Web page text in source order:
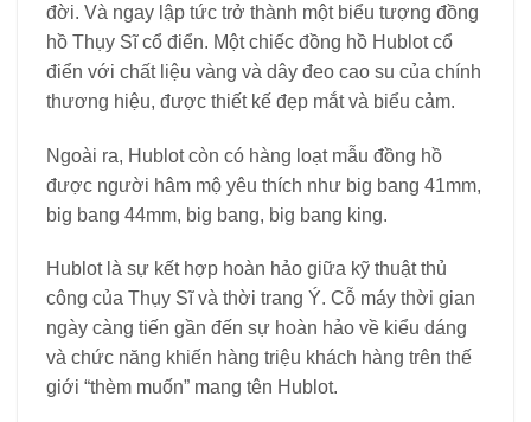
đời. Và ngay lập tức trở thành một biểu tượng đồng
hồ Thụy Sĩ cổ điển. Một chiếc đồng hồ Hublot cổ
điển với chất liệu vàng và dây đeo cao su của chính
thương hiệu, được thiết kế đẹp mắt và biểu cảm.
Ngoài ra, Hublot còn có hàng loạt mẫu đồng hồ
được người hâm mộ yêu thích như big bang 41mm,
big bang 44mm, big bang, big bang king.
Hublot là sự kết hợp hoàn hảo giữa kỹ thuật thủ
công của Thụy Sĩ và thời trang Ý. Cỗ máy thời gian
ngày càng tiến gần đến sự hoàn hảo về kiểu dáng
và chức năng khiến hàng triệu khách hàng trên thế
giới “thèm muốn” mang tên Hublot.